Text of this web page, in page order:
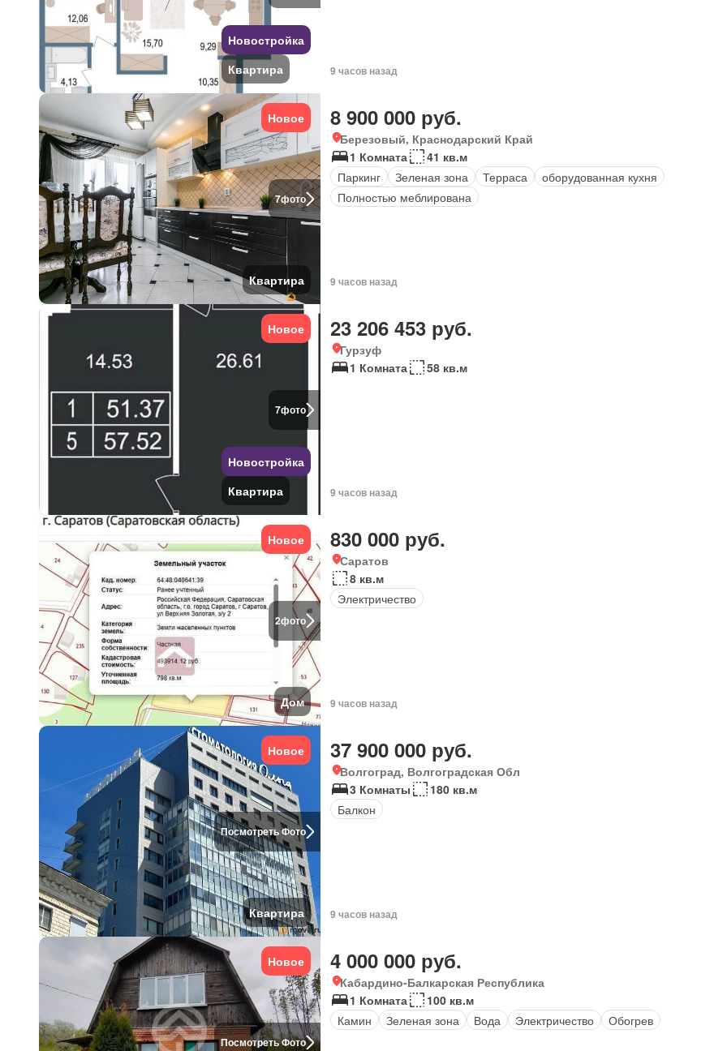
Новостройка
Квартира
9 часов назад
7фото
Новое
Квартира
8 900 000 руб.
Березовый, Краснодарский Край
1 Комната
41 кв.м
Паркинг
Зеленая зона Терраса
оборудованная кухня
Полностью меблирована
9 часов назад
7фото
Новое
Новостройка
Квартира
23 206 453 руб.
Гурзуф
1 Комната
58 кв.м
9 часов назад
2фото
Новое
Дом
830 000 руб.
Саратов
8 кв.м
Электричество
9 часов назад
Посмотреть Фото
Новое
Квартира
37 900 000 руб.
Волгоград, Волгоградская Обл
3 Комнаты
180 кв.м
Балкон
9 часов назад
Посмотреть Фото
Новое 4 000 000 руб.
Кабардино-Балкарская Республика
1 Комната
100 кв.м
Камин
Зеленая зона Вода Электричество Обогрев